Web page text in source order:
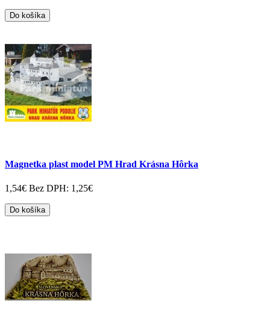
Do košíka
Magnetka plast model PM Hrad Krásna Hôrka
1,54€ Bez DPH: 1,25€
Do košíka